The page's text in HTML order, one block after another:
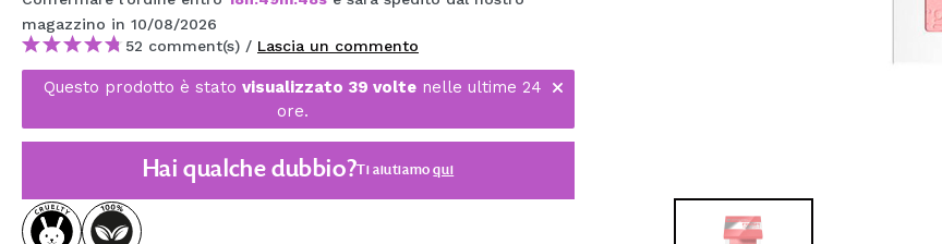
MAQUIFARMA
KOREA ZONE
SPECIALE
magazzino in 10/08/2026
52 comment(s) / Lascia un commento
Questo prodotto è stato visualizzato 39 volte nelle ultime 24
ore.
Hai qualche dubbio?Ti aiutiamoqui